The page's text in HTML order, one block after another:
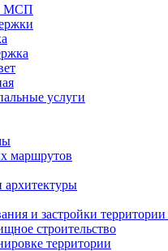
МСП
услуги
маршрутов
архитектуры
и застройки
строительство
территории